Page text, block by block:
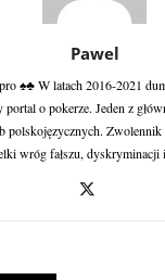
Pawel
♠♣ W latach 2016-2021
portal o pokerze. Jeden z
polskojęzycznych.
wróg fałszu,